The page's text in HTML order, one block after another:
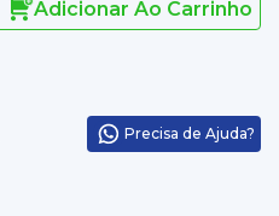
Adicionar Ao Carrinho
Precisa de Ajuda?